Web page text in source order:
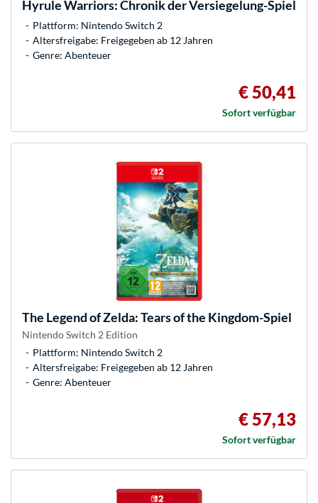
Hyrule Warriors: Chronik der Versiegelung-Spiel
Plattform: Nintendo Switch 2
Altersfreigabe: Freigegeben ab 12 Jahren
Genre: Abenteuer
€ 50,41
Sofort verfügbar
The Legend of Zelda: Tears of the Kingdom-Spiel
Nintendo Switch 2 Edition
Plattform: Nintendo Switch 2
Altersfreigabe: Freigegeben ab 12 Jahren
Genre: Abenteuer
€ 57,13
Sofort verfügbar